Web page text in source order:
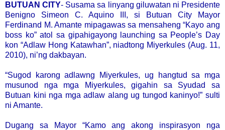
BUTUAN CITY- Susama sa linyang giluwatan ni Presidente
Benigno Simeon C. Aquino III, si Butuan City Mayor
Ferdinand M. Amante mipagawas sa mensaheng “Kayo ang
boss ko” atol sa gipahigayong launching sa People’s Day
kon “Adlaw Hong Katawhan”, niadtong Miyerkules (Aug. 11,
2010), ni’ng dakbayan.
“Sugod karong adlawng Miyerkules, ug hangtud sa mga
musunod nga mga Miyerkules, gigahin sa Syudad sa
Butuan kini nga mga adlaw alang ug tungod kaninyo!” sulti
ni Amante.
Dugang sa Mayor “Kamo ang akong inspirasyon nga